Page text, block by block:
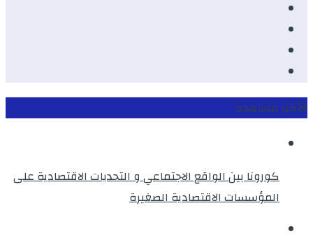
الأكثر مشاهدة
كورونا بين الواقع الاجتماعي و التحديات الاقتصادية على
المؤسسات الاقتصادية الصغيرة